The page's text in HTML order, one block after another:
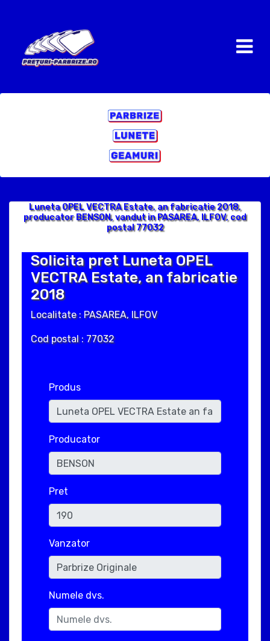
Luneta OPEL VECTRA Estate, an fabricatie 2018,
producator BENSON, vandut in PASAREA, ILFOV, cod
postal 77032
Solicita pret Luneta OPEL
VECTRA Estate, an fabricatie
2018
Localitate : PASAREA, ILFOV
Cod postal : 77032
Produs
Producator
Pret
Vanzator
Numele dvs.